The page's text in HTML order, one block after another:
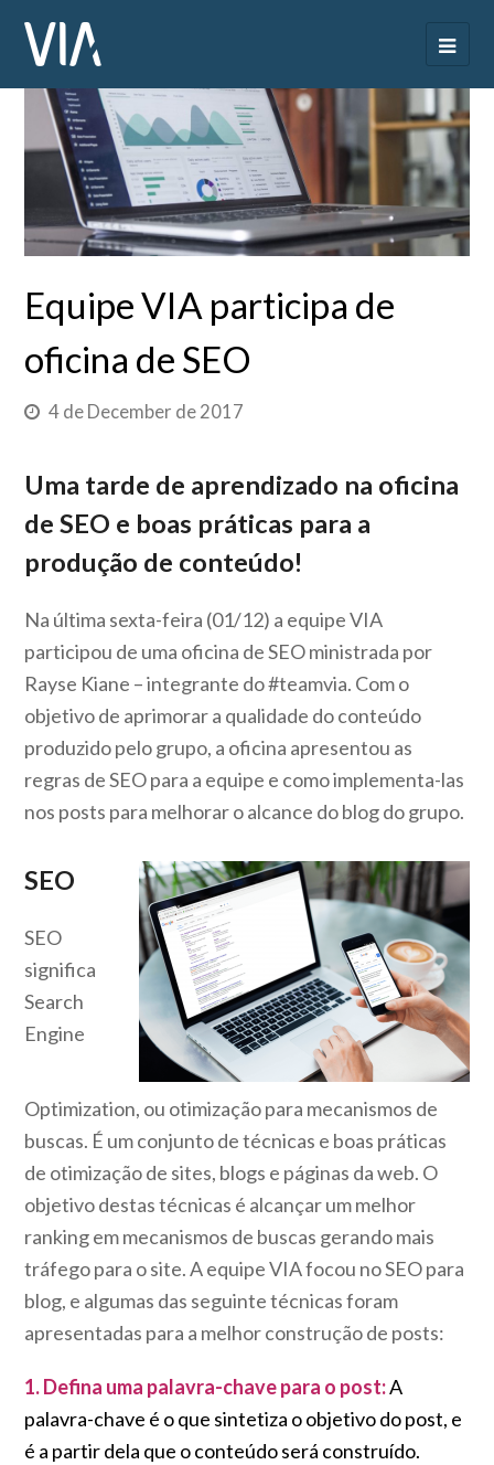
Equipe VIA participa de
oficina de SEO
4 de December de 2017
Uma tarde de aprendizado na oficina
de SEO e boas práticas para a
produção de conteúdo!
Na última sexta-feira (01/12) a equipe VIA
participou de uma oficina de SEO ministrada por
Rayse Kiane – integrante do #teamvia. Com o
objetivo de aprimorar a qualidade do conteúdo
produzido pelo grupo, a oficina apresentou as
regras de SEO para a equipe e como implementa-las
nos posts para melhorar o alcance do blog do grupo.
SEO
SEO
significa
Search
Engine
Optimization, ou otimização para mecanismos de
buscas. É um conjunto de técnicas e boas práticas
de otimização de sites, blogs e páginas da web. O
objetivo destas técnicas é alcançar um melhor
ranking em mecanismos de buscas gerando mais
tráfego para o site. A equipe VIA focou no SEO para
blog, e algumas das seguinte técnicas foram
apresentadas para a melhor construção de posts:
1. Defina uma palavra-chave para o post:A
palavra-chave é o que sintetiza o objetivo do post, e
é a partir dela que o conteúdo será construído.